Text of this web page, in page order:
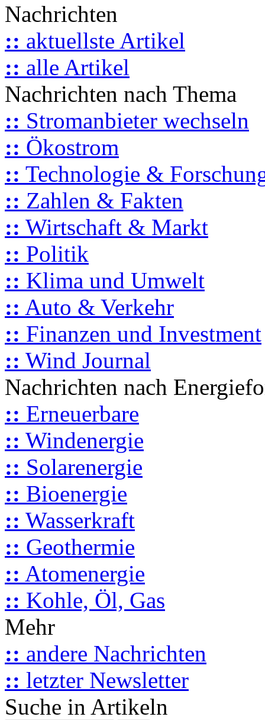
Nachrichten
:: aktuellste Artikel
:: alle Artikel
Nachrichten nach Thema
:: Stromanbieter wechseln
:: Ökostrom
:: Technologie &
:: Zahlen & Fakten
:: Wirtschaft & Markt
:: Politik
:: Klima und Umwelt
:: Auto & Verkehr
:: Finanzen und Investment
:: Wind Journal
Nachrichten nach
:: Erneuerbare
:: Windenergie
:: Solarenergie
:: Bioenergie
:: Wasserkraft
:: Geothermie
:: Atomenergie
:: Kohle, Öl, Gas
Mehr
:: andere Nachrichten
:: letzter Newsletter
Suche in Artikeln